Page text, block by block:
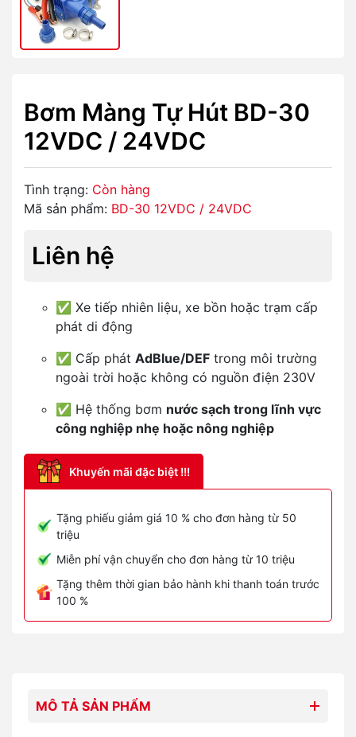
Bơm Màng Tự Hút BD-30
12VDC / 24VDC
Tình trạng: Còn hàng
Mã sản phẩm: BD-30 12VDC / 24VDC
Liên hệ
✅ Xe tiếp nhiên liệu, xe bồn hoặc trạm cấp
phát di động
✅ Cấp phát AdBlue/DEF trong môi trường
ngoài trời hoặc không có nguồn điện 230V
✅ Hệ thống bơm nước sạch trong lĩnh vực
công nghiệp nhẹ hoặc nông nghiệp
Khuyến mãi đặc biệt !!!
Tặng phiếu giảm giá 10 % cho đơn hàng từ 50
triệu
Miễn phí vận chuyển cho đơn hàng từ 10 triệu
Tặng thêm thời gian bảo hành khi thanh toán trước
100 %
MÔ TẢ SẢN PHẨM